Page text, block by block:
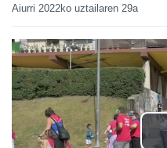
Aiurri 2022ko uztailaren 29a